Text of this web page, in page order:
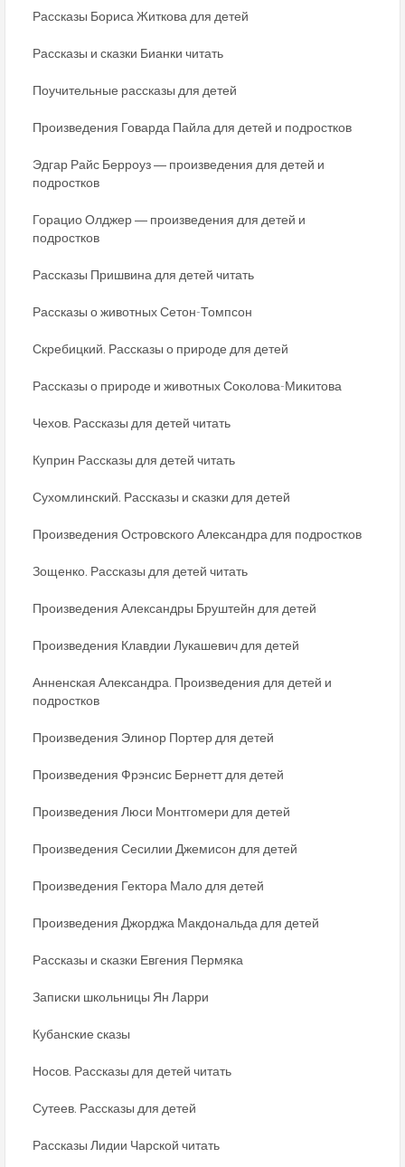
Рассказы Бориса Житкова для детей
Рассказы и сказки Бианки читать
Поучительные рассказы для детей
Произведения Говарда Пайла для детей и подростков
Эдгар Райс Берроуз ― произведения для детей и
подростков
Горацио Олджер ― произведения для детей и
подростков
Рассказы Пришвина для детей читать
Рассказы о животных Сетон-Томпсон
Скребицкий. Рассказы о природе для детей
Рассказы о природе и животных Соколова-Микитова
Чехов. Рассказы для детей читать
Куприн Рассказы для детей читать
Сухомлинский. Рассказы и сказки для детей
Произведения Островского Александра для подростков
Зощенко. Рассказы для детей читать
Произведения Александры Бруштейн для детей
Произведения Клавдии Лукашевич для детей
Анненская Александра. Произведения для детей и
подростков
Произведения Элинор Портер для детей
Произведения Фрэнсис Бернетт для детей
Произведения Люси Монтгомери для детей
Произведения Сесилии Джемисон для детей
Произведения Гектора Мало для детей
Произведения Джорджа Макдональда для детей
Рассказы и сказки Евгения Пермяка
Записки школьницы Ян Ларри
Кубанские сказы
Носов. Рассказы для детей читать
Сутеев. Рассказы для детей
Рассказы Лидии Чарской читать